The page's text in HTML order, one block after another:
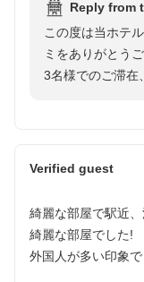
博多駅からのアク
で利便性も良いで
物を置いたり、服
が少し困りました
Reply from
この度は当ホテ
ミをありがとう
3名様でのご滞在
ビスまで満喫し
また、博多駅か
ただけて何よりで
Verified guest
綺麗な部屋で駅近
綺麗な部屋でした!
外国人が多い印象で